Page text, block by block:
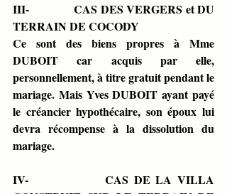
III-              CAS DES VERGERS et DU
TERRAIN DE COCODY
Ce sont des biens propres à Mme
DUBOIT car acquis par elle,
personnellement, à titre gratuit pendant le
mariage. Mais Yves DUBOIT ayant payé
le créancier hypothécaire, son époux lui
devra récompense à la dissolution du
mariage.
IV-              CAS DE LA VILLA